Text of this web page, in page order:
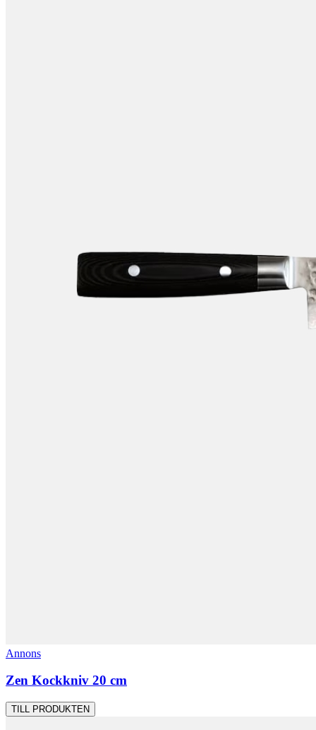
Annons
Zen Kockkniv 20 cm
TILL PRODUKTEN